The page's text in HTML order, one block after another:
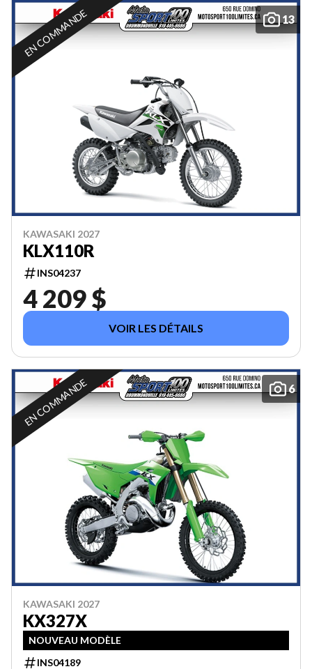
13
EN COMMANDE
KAWASAKI 2027
KLX110R
INS04237
4 209 $
VOIR LES DÉTAILS
6
EN COMMANDE
KAWASAKI 2027
KX327X
NOUVEAU MODÈLE
INS04189